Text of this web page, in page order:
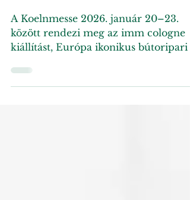
ikonikus bútorvására
A Koelnmesse 2026. január 20–23.
kiállítást, Európa ikonikus bútoripari
enteriőr show-ját. A 2024...